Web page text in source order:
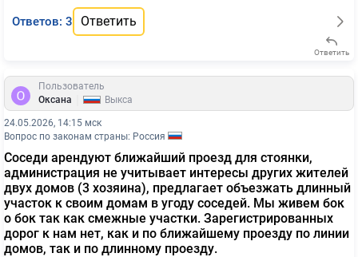
Ответов: 3 Ответить
Ответить
Пользователь
Оксана
Выкса
24.05.2026, 14:15 мск
Вопрос по законам страны: Россия
Соседи арендуют ближайший проезд для стоянки,
администрация не учитывает интересы других жителей
двух домов (3 хозяина), предлагает объезжать длинный
участок к своим домам в угоду соседей. Мы живем бок
о бок так как смежные участки. Зарегистрированных
дорог к нам нет, как и по ближайшему проезду по линии
домов, так и по длинному проезду.